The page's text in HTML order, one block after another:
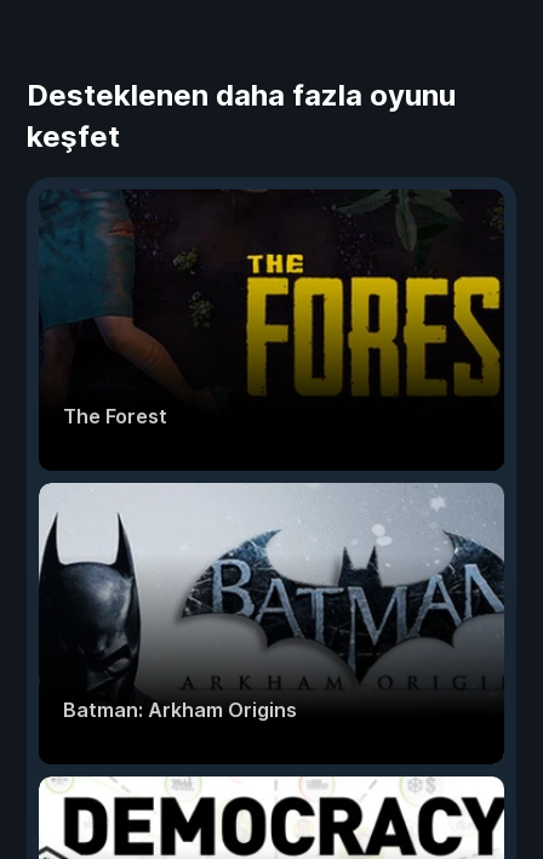
Desteklenen daha fazla oyunu
keşfet
The Forest
Batman: Arkham Origins